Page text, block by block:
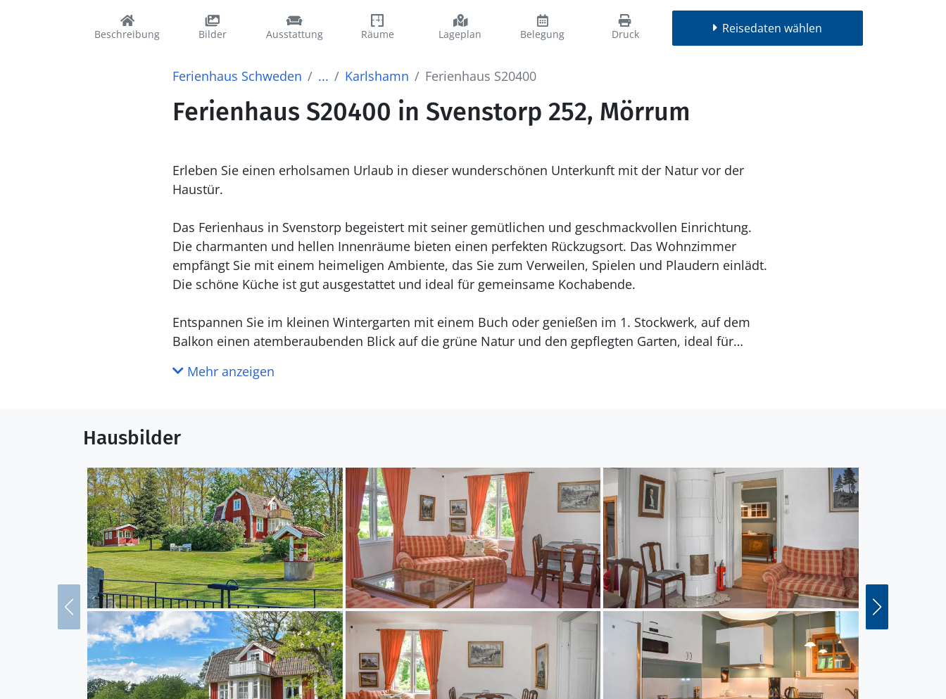
Beschreibung Bilder Ausstattung Räume Lageplan Belegung Druck Reisedaten wählen
Ferienhaus Schweden ... Karlshamn Ferienhaus S20400
Ferienhaus S20400 in Svenstorp 252, Mörrum
Erleben Sie einen erholsamen Urlaub in dieser wunderschönen Unterkunft mit der Natur vor der
Haustür.
Das Ferienhaus in Svenstorp begeistert mit seiner gemütlichen und geschmackvollen Einrichtung.
Die charmanten und hellen Innenräume bieten einen perfekten Rückzugsort. Das Wohnzimmer
empfängt Sie mit einem heimeligen Ambiente, das Sie zum Verweilen, Spielen und Plaudern einlädt.
Die schöne Küche ist gut ausgestattet und ideal für gemeinsame Kochabende.
Entspannen Sie im kleinen Wintergarten mit einem Buch oder genießen im 1. Stockwerk, auf dem
Balkon einen atemberaubenden Blick auf die grüne Natur und den gepflegten Garten, ideal für
verschiedenen Arten oder genießen Sie die Ruhe und die klare Luft.
Paradies für Angler. Besuchen Sie das Kreativum in Karlshamn oder erkunden Sie den Blekinge-
Schwimmen ein. Am See Halen gibt es ein Kanuzentrum mit Verleih, und der Wild- und Naturpark
Ericberg ist ideal für einen Tagesausflug.
Mehr anzeigen
Hausbilder